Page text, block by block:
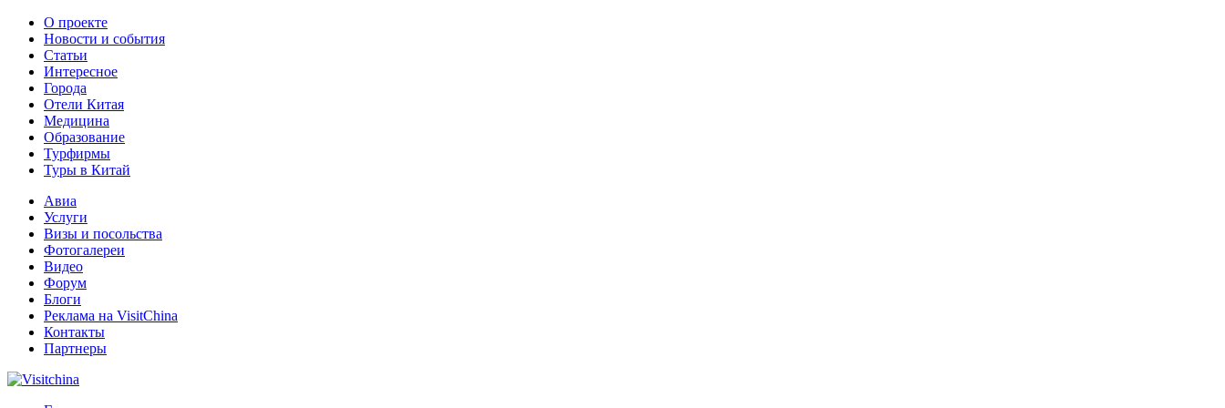
О проекте
Новости и события
Статьи
Интересное
Города
Отели Китая
Медицина
Образование
Турфирмы
Туры в Китай
Авиа
Услуги
Визы и посольства
Фотогалереи
Видео
Форум
Блоги
Реклама на VisitChina
Контакты
Партнеры